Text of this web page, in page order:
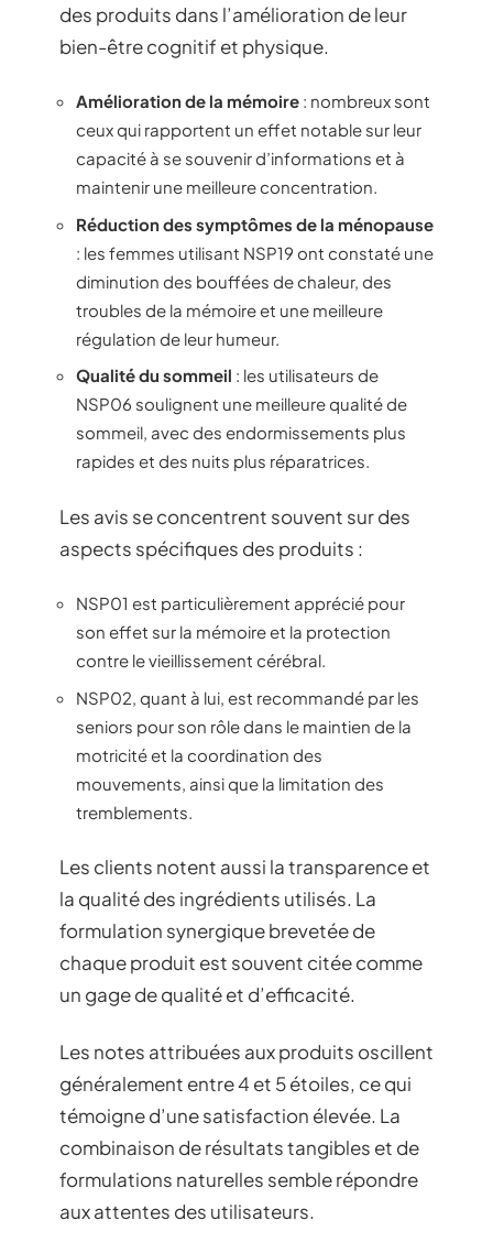
des produits dans l’amélioration de leur
bien-être cognitif et physique.
Amélioration de la mémoire : nombreux sont
ceux qui rapportent un effet notable sur leur
capacité à se souvenir d’informations et à
maintenir une meilleure concentration.
Réduction des symptômes de la ménopause
: les femmes utilisant NSP19 ont constaté une
diminution des bouffées de chaleur, des
troubles de la mémoire et une meilleure
régulation de leur humeur.
Qualité du sommeil : les utilisateurs de
NSP06 soulignent une meilleure qualité de
sommeil, avec des endormissements plus
rapides et des nuits plus réparatrices.
Les avis se concentrent souvent sur des
aspects spécifiques des produits :
NSP01 est particulièrement apprécié pour
son effet sur la mémoire et la protection
contre le vieillissement cérébral.
NSP02, quant à lui, est recommandé par les
seniors pour son rôle dans le maintien de la
motricité et la coordination des
mouvements, ainsi que la limitation des
tremblements.
Les clients notent aussi la transparence et
la qualité des ingrédients utilisés. La
formulation synergique brevetée de
chaque produit est souvent citée comme
un gage de qualité et d’efficacité.
Les notes attribuées aux produits oscillent
généralement entre 4 et 5 étoiles, ce qui
témoigne d’une satisfaction élevée. La
combinaison de résultats tangibles et de
formulations naturelles semble répondre
aux attentes des utilisateurs.